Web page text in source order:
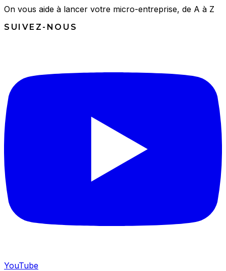
On vous aide à lancer votre micro-entreprise, de A à Z
SUIVEZ-NOUS
YouTube